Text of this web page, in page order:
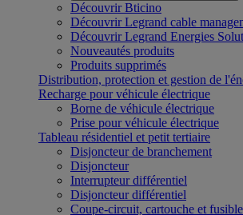
Découvrir Bticino
Découvrir Legrand cable
Découvrir Legrand Energies
Nouveautés produits
Produits supprimés
Distribution, protection et gestion de
Recharge pour véhicule électrique
Borne de véhicule électrique
Prise pour véhicule électrique
Tableau résidentiel et petit tertiaire
Disjoncteur de branchement
Disjoncteur
Interrupteur différentiel
Disjoncteur différentiel
Coupe-circuit, cartouche et fusible